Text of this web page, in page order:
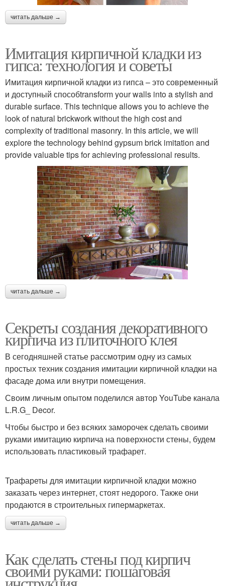
читать дальше →
Имитация кирпичной кладки из
гипса: технология и советы
Имитация кирпичной кладки из гипса – это современный
и доступный способtransform your walls into a stylish and
durable surface. This technique allows you to achieve the
look of natural brickwork without the high cost and
complexity of traditional masonry. In this article, we will
explore the technology behind gypsum brick imitation and
provide valuable tips for achieving professional results.
читать дальше →
Секреты создания декоративного
кирпича из плиточного клея
В сегодняшней статье рассмотрим одну из самых
простых техник создания имитации кирпичной кладки на
фасаде дома или внутри помещения.
Своим личным опытом поделился автор YouTube канала
L.R.G_ Decor.
Чтобы быстро и без всяких заморочек сделать своими
руками имитацию кирпича на поверхности стены, будем
использовать пластиковый трафарет.
Трафареты для имитации кирпичной кладки можно
заказать через интернет, стоят недорого. Также они
продаются в строительных гипермаркетах.
читать дальше →
Как сделать стены под кирпич
своими руками: пошаговая